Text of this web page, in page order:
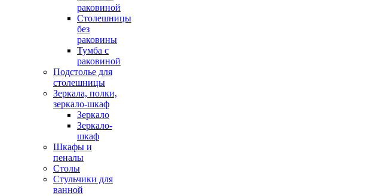
раковиной
Столешницы
без
раковины
Тумба с
раковиной
Подстолье для
столешницы
Зеркала, полки,
зеркало-шкаф
Зеркало
Зеркало-
шкаф
Шкафы и
пеналы
Столы
Стульчики для
ванной